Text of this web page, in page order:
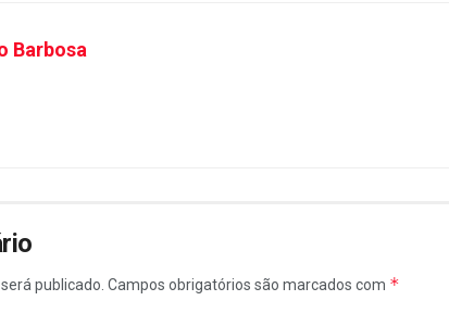
Barbosa
publicado. Campos obrigatórios são marcados com *